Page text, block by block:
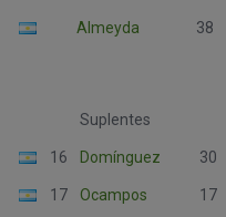
Almeyda 38
Suplentes
16 Domínguez 30
17 Ocampos 17